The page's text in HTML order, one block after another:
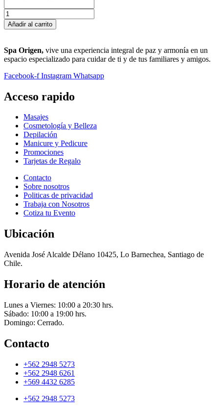
Manicure
Completa
-
min
cantidad
Añadir al carrito
Spa Origen, vive una experiencia integral de paz y armonía en un
espacio especializado para cuidar de ti y de tus familiares y amigos.
Facebook-f Instagram Whatsapp
Acceso rapido
Masajes
Cosmetología y Belleza
Depilación
Manicure y Pedicure
Promociones
Tarjetas de Regalo
Contacto
Sobre nosotros
Politicas de privacidad
Trabaja con Nosotros
Cotiza tu Evento
Ubicación
Avenida José Alcalde Délano 10425, Lo Barnechea, Santiago de
Chile.
Horario de atención
Lunes a Viernes: 10:00 a 20:30 hrs.
Sábado: 10:00 a 19:00 hrs.
Domingo: Cerrado.
Contacto
+562 2948 5273
+562 2948 6261
+569 4432 6285
+562 2948 5273